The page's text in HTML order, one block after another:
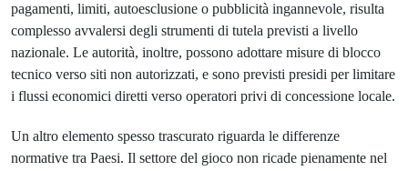
pagamenti, limiti, autoesclusione o pubblicità ingannevole, risulta
complesso avvalersi degli strumenti di tutela previsti a livello
nazionale. Le autorità, inoltre, possono adottare misure di blocco
tecnico verso siti non autorizzati, e sono previsti presidi per limitare
i flussi economici diretti verso operatori privi di concessione locale.
Un altro elemento spesso trascurato riguarda le differenze
normative tra Paesi. Il settore del gioco non ricade pienamente nel